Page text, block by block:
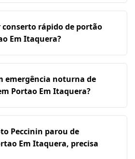
rápido de portão
Em Itaquera?
emergência noturna de
Portao Em Itaquera?
Peccinin parou de
Em Itaquera, precisa